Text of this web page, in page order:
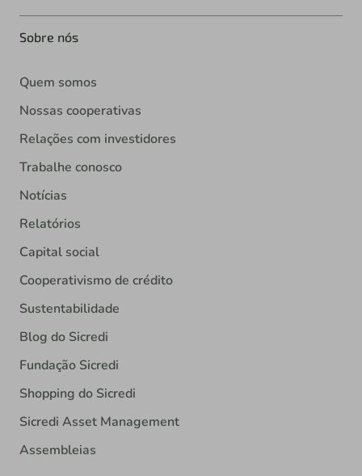
Sobre nós
Quem somos
Nossas cooperativas
Relações com investidores
Trabalhe conosco
Notícias
Relatórios
Capital social
Cooperativismo de crédito
Sustentabilidade
Blog do Sicredi
Fundação Sicredi
Shopping do Sicredi
Sicredi Asset Management
Assembleias